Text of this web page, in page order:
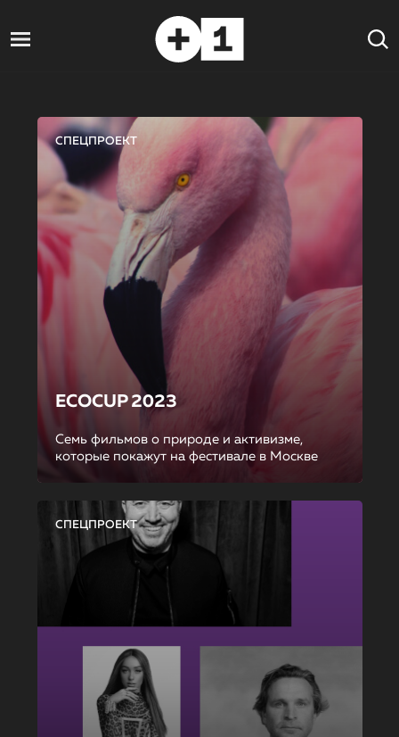
СПЕЦПРОЕКТ
ECOCUP 2023
Семь фильмов о природе и активизме,
которые покажут на фестивале в Москве
СПЕЦПРОЕКТ